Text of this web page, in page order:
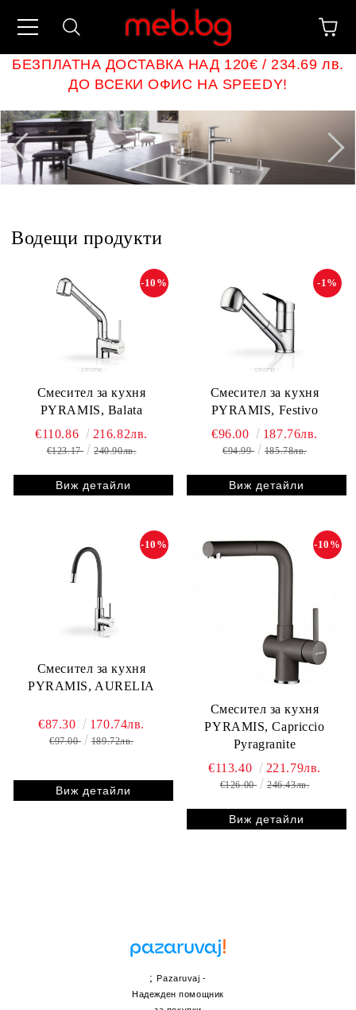
БЕЗПЛАТНА ДОСТАВКА НАД 120€ / 234.69 лв.
ДО ВСЕКИ ОФИС НА SPEEDY!
Водещи продукти
Смесител за кухня
PYRAMIS, Balata
-10%
€110.86 216.82лв.
€123.17 240.90лв.
Виж детайли
Смесител за кухня
PYRAMIS, Festivo
-1%
€96.00 187.76лв.
€94.99 185.78лв.
Виж детайли
Смесител за кухня
PYRAMIS, AURELIA
-10%
€87.30 170.74лв.
€97.00 189.72лв.
Виж детайли
Смесител за кухня
PYRAMIS, Capriccio
Pyragranite
-10%
€113.40 221.79лв.
€126.00 246.43лв.
Виж детайли
;Pazaruvaj -
Надежден помощник